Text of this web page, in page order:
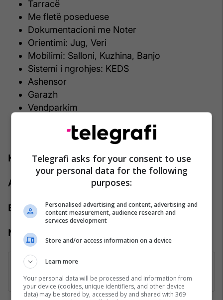
Tarracë
Me fletë poseduese
Dokumentacioni me Noter
Orientimi: Jug, Veri
Mobilimi: Salloni, Kuzhina, Banjo
Sistemi i ngrohjes: KEDS
Ashensor
Garazh
Vendparkim
Kontakti:
Agjenti: Agan Ramaxhiku
Emaili: agan.ramaxhiku@pro-rks.com
Numri kontaktues: +383 44 888 444
Telegrafi asks for your consent to use
your personal data for the following
purposes:
Personalised advertising and content, advertising and
content measurement, audience research and
services development
Store and/or access information on a device
Learn more
Your personal data will be processed and information from
your device (cookies, unique identifiers, and other device
data) may be stored by, accessed by and shared with 369